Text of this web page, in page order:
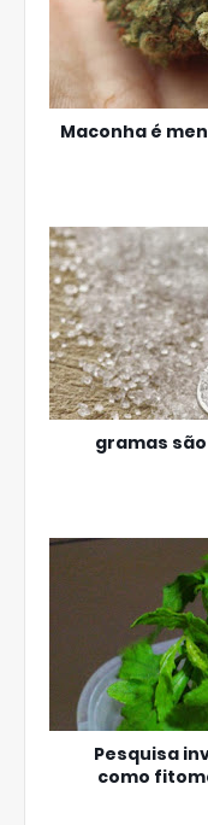
Maconha é
25 gramas
Pesquisa
como